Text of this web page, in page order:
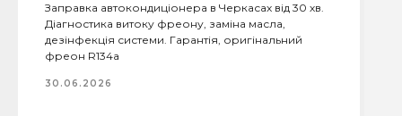
Заправка автокондиціонера в Черкасах від 30 хв.
Діагностика витоку фреону, заміна масла,
дезінфекція системи. Гарантія, оригінальний
фреон R134a
30.06.2026